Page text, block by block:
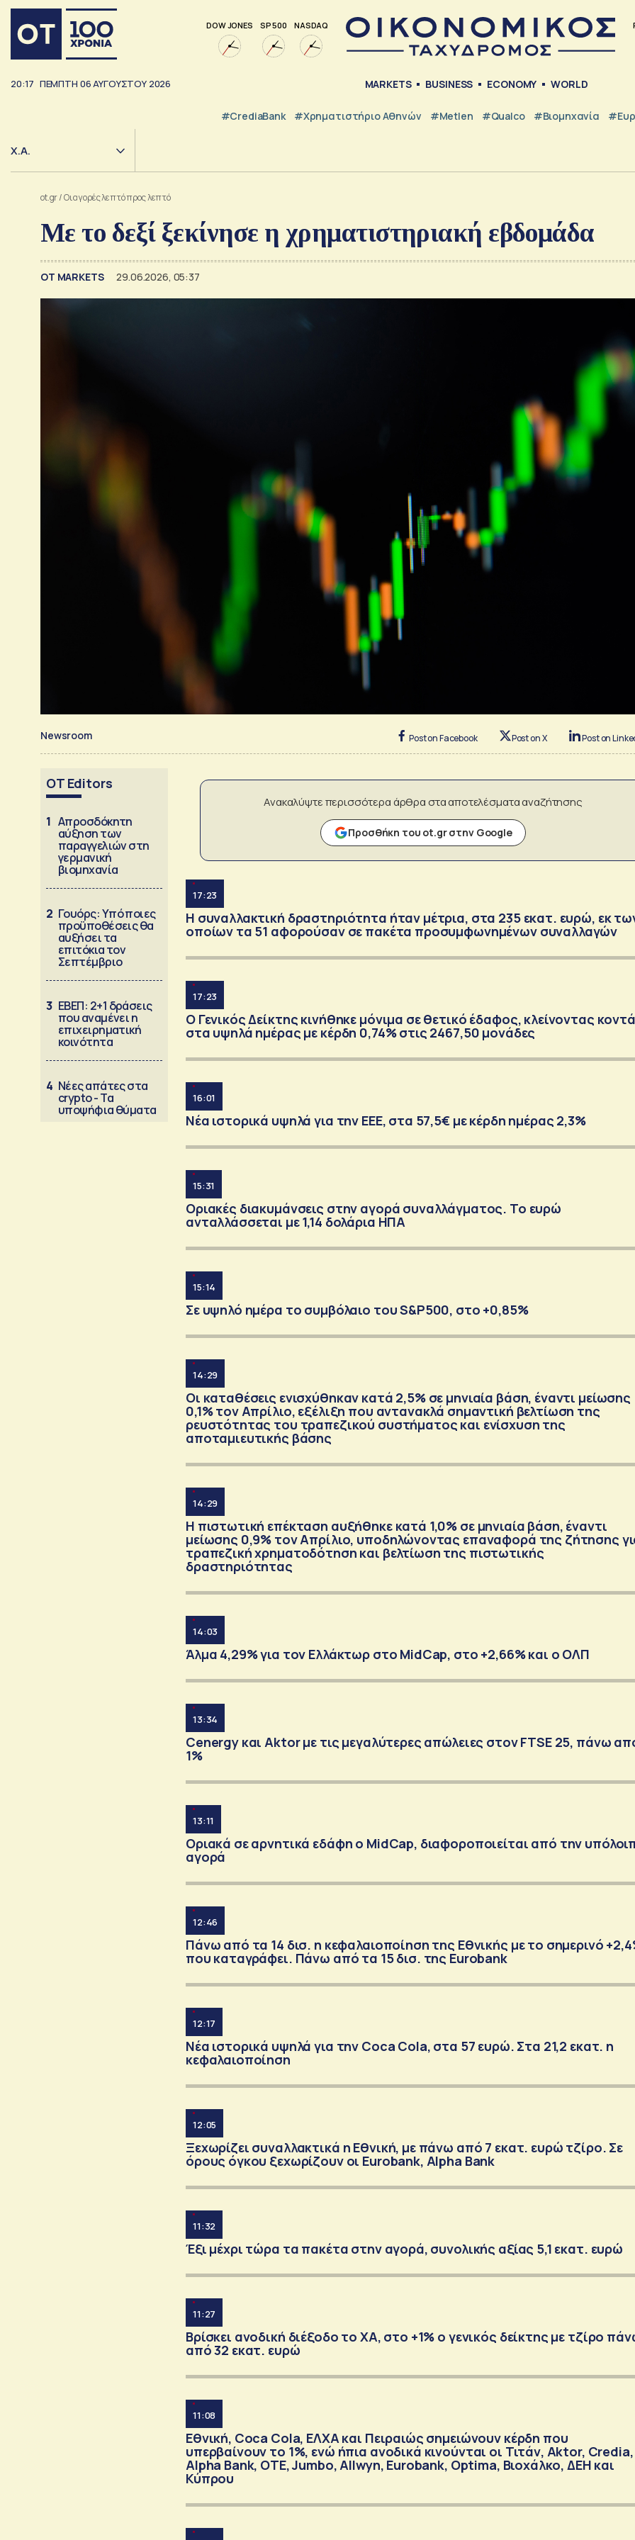
DOW JONES SP 500 NASDAQ
20:17 ΠΕΜΠΤΗ 06ΑΥΓΟΥΣΤΟΥ 2026 MARKETS BUSINESS ECONOMY WORLD
#CrediaBank #Χρηματιστήριο Αθηνών #metlen #Qualco #Βιομηχανία
Χ.Α.
ot.gr/Οι αγορές λεπτό προς λεπτό
Με το δεξί ξεκίνησε η χρηματιστηριακή εβδομάδα
ΟΤ MARKETS 29.06.2026, 05:37
Newsroom Post on Facebook Post on X Post on
OT Editors
1 Απροσδόκητη
αύξηση των
παραγγελιών στη
γερμανική
βιομηχανία
2 Γουόρς: Υπό ποιες
προϋποθέσεις θα
αυξήσει τα
επιτόκια τον
Σεπτέμβριο
3 ΕΒΕΠ: 2+1 δράσεις
που αναμένει η
επιχειρηματική
κοινότητα
4 Νέες απάτες στα
crypto - Τα
υποψήφια θύματα
Ανακαλύψτε περισσότερα άρθρα στα αποτελέσματα αναζήτησης
Προσθήκη του ot.gr στην Google
17:23
Η συναλλακτική δραστηριότητα ήταν μέτρια, στα 235 εκατ. ευρώ, εκ
οποίων τα 51 αφορούσαν σε πακέτα προσυμφωνημένων συναλλαγών
17:23
Ο Γενικός Δείκτης κινήθηκε μόνιμα σε θετικό έδαφος, κλείνοντας κοντά
στα υψηλά ημέρας με κέρδη 0,74% στις 2467,50 μονάδες
16:01
Νέα ιστορικά υψηλά για την ΕΕΕ, στα 57,5€ με κέρδη ημέρας 2,3%
15:31
Οριακές διακυμάνσεις στην αγορά συναλλάγματος. Το ευρώ
ανταλλάσσεται με 1,14 δολάρια ΗΠΑ
15:14
Σε υψηλό ημέρα το συμβόλαιο του S&P500, στο +0,85%
14:29
Οι καταθέσεις ενισχύθηκαν κατά 2,5% σε μηνιαία βάση, έναντι μείωσης
0,1% τον Απρίλιο, εξέλιξη που αντανακλά σημαντική βελτίωση της
ρευστότητας του τραπεζικού συστήματος και ενίσχυση της
αποταμιευτικής βάσης
14:29
Η πιστωτική επέκταση αυξήθηκε κατά 1,0% σε μηνιαία βάση, έναντι
μείωσης 0,9% τον Απρίλιο, υποδηλώνοντας επαναφορά της ζήτησης
τραπεζική χρηματοδότηση και βελτίωση της πιστωτικής
δραστηριότητας
14:03
Άλμα 4,29% για τον Ελλάκτωρ στο MidCap, στο +2,66% και ο ΟΛΠ
13:34
Cenergy και Aktor με τις μεγαλύτερες απώλειες στον FTSE 25, πάνω
1%
13:11
Οριακά σε αρνητικά εδάφη ο MidCap, διαφοροποιείται από την
αγορά
12:46
Πάνω από τα 14 δισ. η κεφαλαιοποίηση της Εθνικής με το σημερινό
που καταγράφει. Πάνω από τα 15 δισ. της Eurobank
12:17
Νέα ιστορικά υψηλά για την Coca Cola, στα 57 ευρώ. Στα 21,2 εκατ. η
κεφαλαιοποίηση
12:05
Ξεχωρίζει συναλλακτικά η Εθνική, με πάνω από 7 εκατ. ευρώ τζίρο. Σε
όρους όγκου ξεχωρίζουν οι Eurobank, Alpha Bank
11:32
Έξι μέχρι τώρα τα πακέτα στην αγορά, συνολικής αξίας 5,1 εκατ. ευρώ
11:27
Βρίσκει ανοδική διέξοδο το ΧΑ, στο +1% ο γενικός δείκτης με τζίρο
από 32 εκατ. ευρώ
11:08
Εθνική, Coca Cola, ΕΛΧΑ και Πειραιώς σημειώνουν κέρδη που
υπερβαίνουν το 1%, ενώ ήπια ανοδικά κινούνται οι Τιτάν, Aktor, Credia,
Alpha Bank, OTE, Jumbo, Allwyn, Eurobank, Optima, Βιοχάλκο, ΔΕΗ και
Κύπρου